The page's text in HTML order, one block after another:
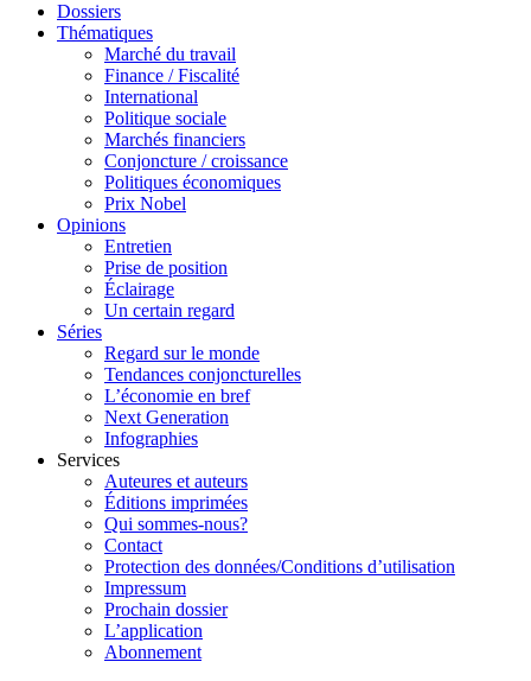
Dossiers
Thématiques
Marché du travail
Finance / Fiscalité
International
Politique sociale
Marchés financiers
Conjoncture / croissance
Politiques économiques
Prix Nobel
Opinions
Entretien
Prise de position
Éclairage
Un certain regard
Séries
Regard sur le monde
Tendances conjoncturelles
L’économie en bref
Next Generation
Infographies
Services
Auteures et auteurs
Éditions imprimées
Qui sommes-nous?
Contact
Protection des données/Conditions d’utilisation
Impressum
Prochain dossier
L’application
Abonnement